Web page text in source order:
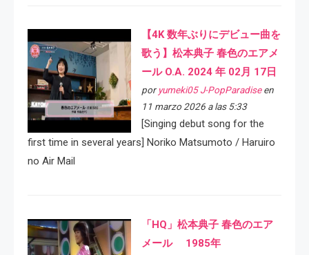
【4K 数年ぶりにデビュー曲を
歌う】松本典子 春色のエアメ
ール O.A. 2024 年 02月 17日
por yumeki05 J-PopParadiseen
11 marzo 2026 a las 5:33
[Singing debut song for the
first time in several years] Noriko Matsumoto / Haruiro
no Air Mail
「HQ」松本典子 春色のエア
メール 1985年